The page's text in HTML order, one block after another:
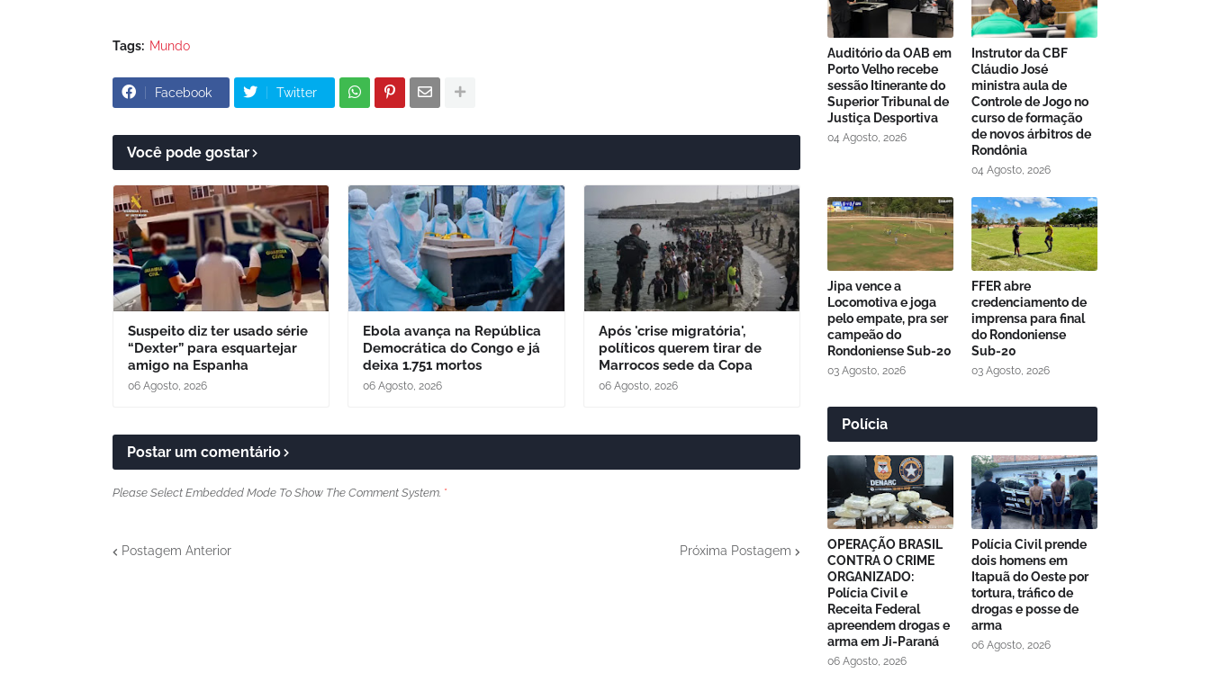
Tags: Mundo
Facebook Twitter
Você pode gostar
Suspeito diz ter usado série
“Dexter” para esquartejar
amigo na Espanha
06 Agosto, 2026
Ebola avança na República
Democrática do Congo e já
deixa 1.751 mortos
06 Agosto, 2026
Após 'crise migratória',
políticos querem tirar de
Marrocos sede da Copa
06 Agosto, 2026
Postar um comentário
Please Select Embedded Mode To Show The Comment System. *
Postagem Anterior Próxima Postagem
Auditório da OAB em
Porto Velho recebe
sessão Itinerante do
Superior Tribunal de
Justiça Desportiva
04 Agosto, 2026
Instrutor da CBF
Cláudio José
ministra aula de
Controle de Jogo no
curso de formação
de novos árbitros de
Rondônia
04 Agosto, 2026
Jipa vence a
Locomotiva e joga
pelo empate, pra ser
campeão do
Rondoniense Sub-20
03 Agosto, 2026
FFER abre
credenciamento de
imprensa para final
do Rondoniense
Sub-20
03 Agosto, 2026
Polícia
OPERAÇÃO BRASIL
CONTRA O CRIME
ORGANIZADO:
Polícia Civil e
Receita Federal
apreendem drogas e
arma em Ji-Paraná
06 Agosto, 2026
Polícia Civil prende
dois homens em
Itapuã do Oeste por
tortura, tráfico de
drogas e posse de
arma
06 Agosto, 2026